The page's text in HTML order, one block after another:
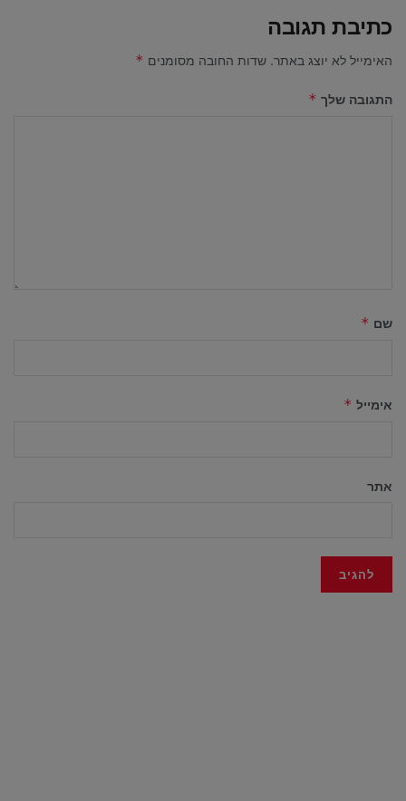
כתיבת תגובה
האימייל לא יוצג באתר. שדות החובה מסומנים *
התגובה שלך *
שם *
אימייל *
אתר